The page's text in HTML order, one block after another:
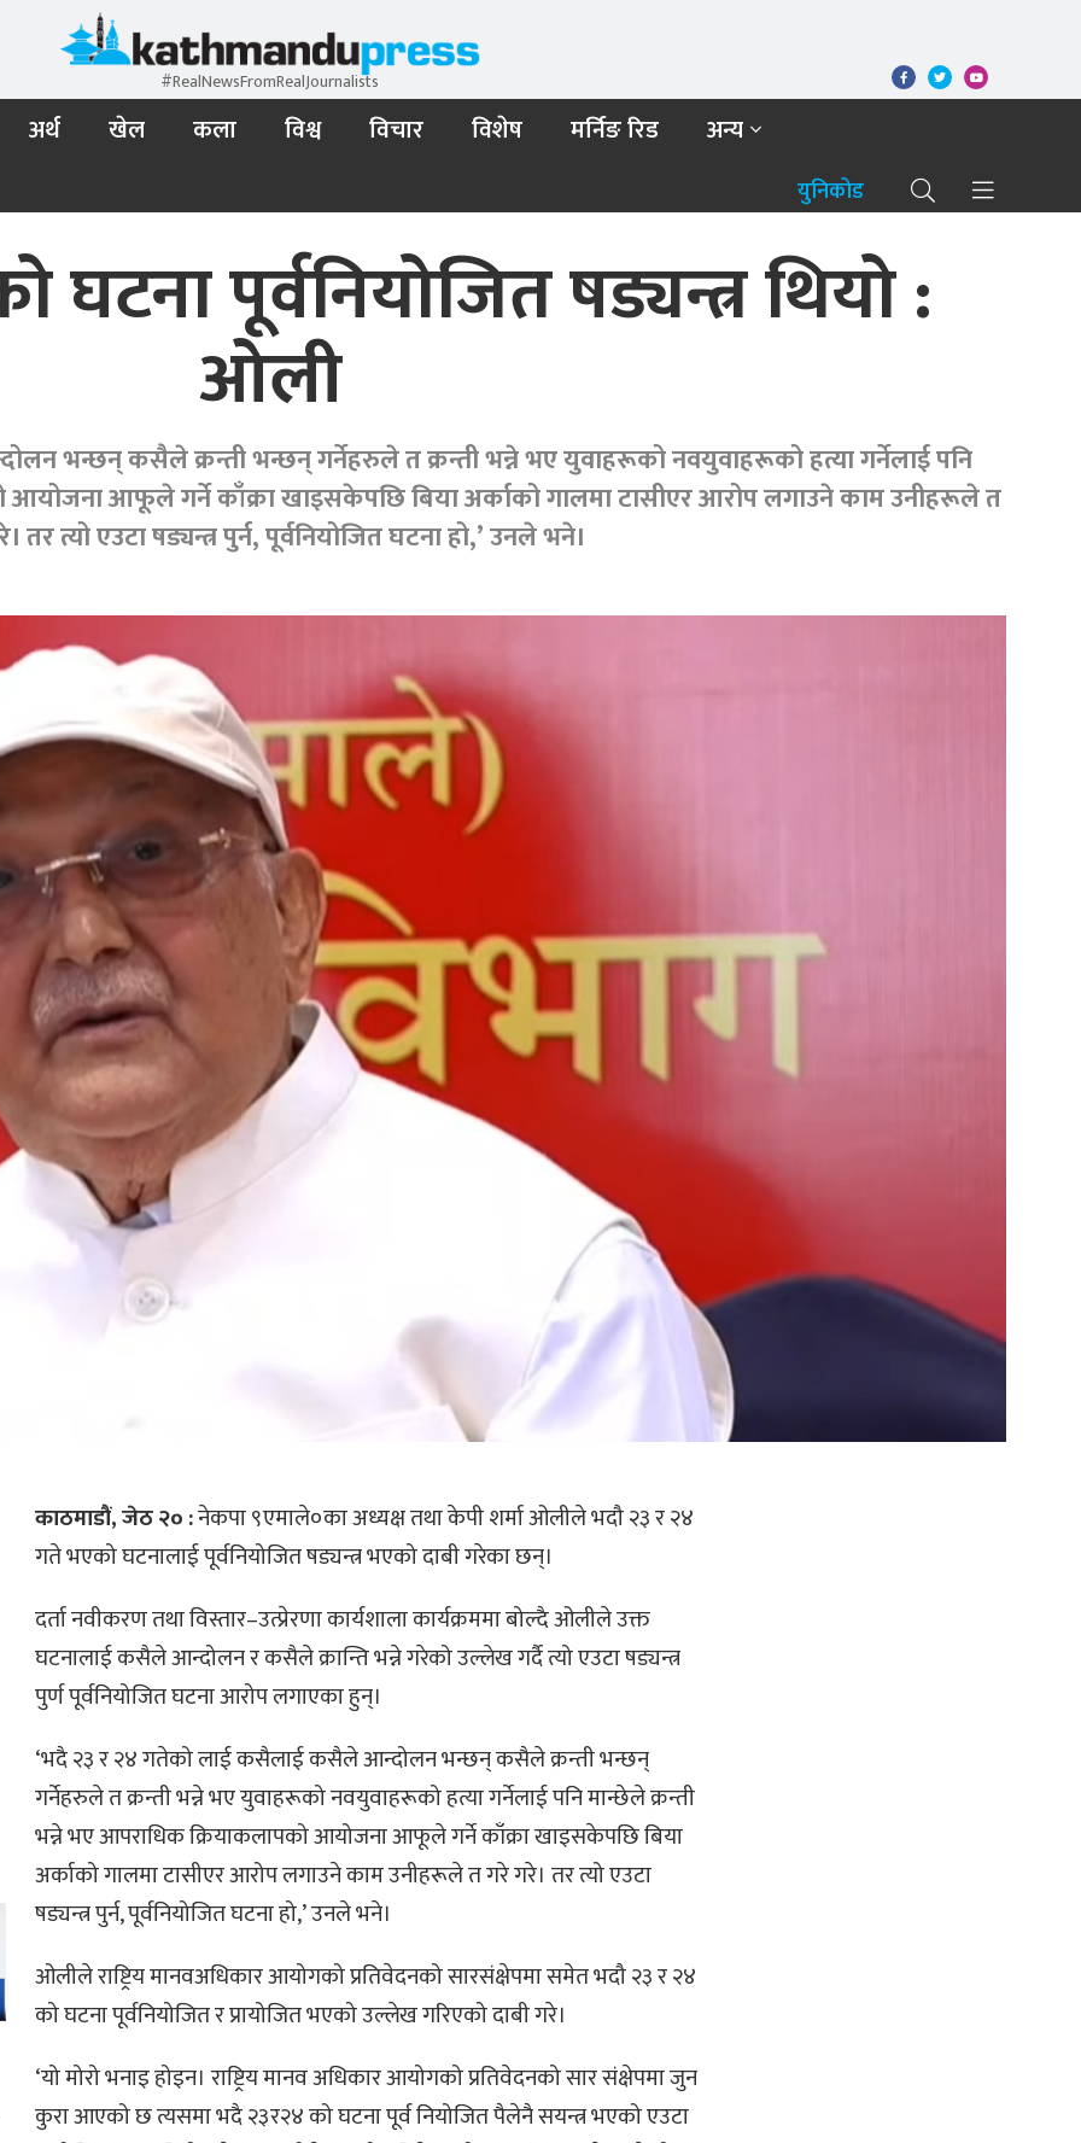
#RealNewsFromRealJournalists
अर्थ खेल कला विश्व विचार विशेष मर्निङ रिड अन्य
युनिकोड
पूर्वनियोजित षड्यन्त्र थियो :
ओली
भन्छन् कसैले क्रन्ती भन्छन् गर्नेहरुले त क्रन्ती भन्ने भए युवाहरूको नवयुवाहरूको हत्या गर्नेलाई पनि
आयोजना आफूले गर्ने काँक्रा खाइसकेपछि बिया अर्काको गालमा टासीएर आरोप लगाउने काम उनीहरूले त
तर त्यो एउटा षड्यन्त्र पुर्न, पूर्वनियोजित घटना हो,’ उनले भने।
काठमाडौं, जेठ २० :नेकपा ९एमाले०का अध्यक्ष तथा केपी शर्मा ओलीले भदौ २३ र २४
गते भएको घटनालाई पूर्वनियोजित षड्यन्त्र भएको दाबी गरेका छन्।
दर्ता नवीकरण तथा विस्तार–उत्प्रेरणा कार्यशाला कार्यक्रममा बोल्दै ओलीले उक्त
घटनालाई कसैले आन्दोलन र कसैले क्रान्ति भन्ने गरेको उल्लेख गर्दै त्यो एउटा षड्यन्त्र
पुर्ण पूर्वनियोजित घटना आरोप लगाएका हुन्।
‘भदै २३ र २४ गतेको लाई कसैलाई कसैले आन्दोलन भन्छन् कसैले क्रन्ती भन्छन्
गर्नेहरुले त क्रन्ती भन्ने भए युवाहरूको नवयुवाहरूको हत्या गर्नेलाई पनि मान्छेले क्रन्ती
भन्ने भए आपराधिक क्रियाकलापको आयोजना आफूले गर्ने काँक्रा खाइसकेपछि बिया
अर्काको गालमा टासीएर आरोप लगाउने काम उनीहरूले त गरे गरे। तर त्यो एउटा
षड्यन्त्र पुर्न, पूर्वनियोजित घटना हो,’ उनले भने।
ओलीले राष्ट्रिय मानवअधिकार आयोगको प्रतिवेदनको सारसंक्षेपमा समेत भदौ २३ र २४
को घटना पूर्वनियोजित र प्रायोजित भएको उल्लेख गरिएको दाबी गरे।
‘यो मोरो भनाइ होइन। राष्ट्रिय मानव अधिकार आयोगको प्रतिवेदनको सार संक्षेपमा जुन
कुरा आएको छ त्यसमा भदै २३र२४ को घटना पूर्व नियोजित पैलेनै सयन्त्र भएको एउटा